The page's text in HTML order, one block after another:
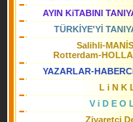
AYIN KiTABINI
TÜRKİYE'Yİ
Salihli-
Rotterdam-
YAZARLAR-
L i N K
V i D E O
Ziyaretçi